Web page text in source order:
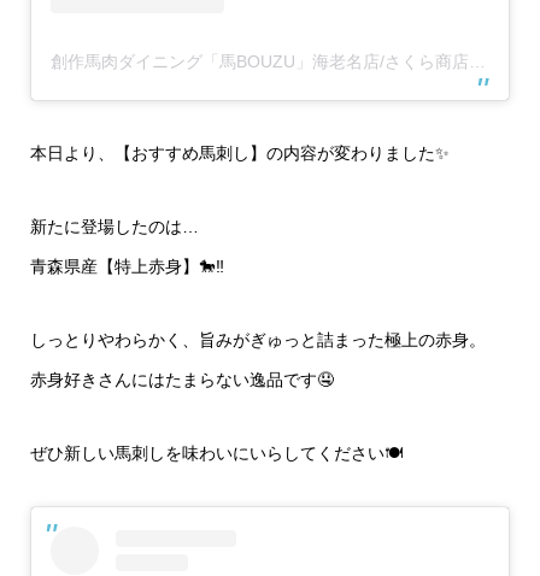
創作馬肉ダイニング「馬BOUZU」海老名店/さくら商店 海老名店(@umabouzu_ebina829)がシェアした投稿
本日より、【おすすめ馬刺し】の内容が変わりました✨
新たに登場したのは…
青森県産【特上赤身】🐎‼️
しっとりやわらかく、旨みがぎゅっと詰まった極上の赤身。
赤身好きさんにはたまらない逸品です🤤
ぜひ新しい馬刺しを味わいにいらしてください🍽️